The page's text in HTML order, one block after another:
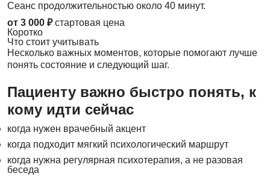
Сеанс продолжительностью около 40 минут.
от 3 000 ₽ стартовая цена
Коротко
Что стоит учитывать
Несколько важных моментов, которые помогают лучше
понять состояние и следующий шаг.
Пациенту важно быстро понять, к
кому идти сейчас
когда нужен врачебный акцент
когда подходит мягкий психологический маршрут
когда нужна регулярная психотерапия, а не разовая
беседа